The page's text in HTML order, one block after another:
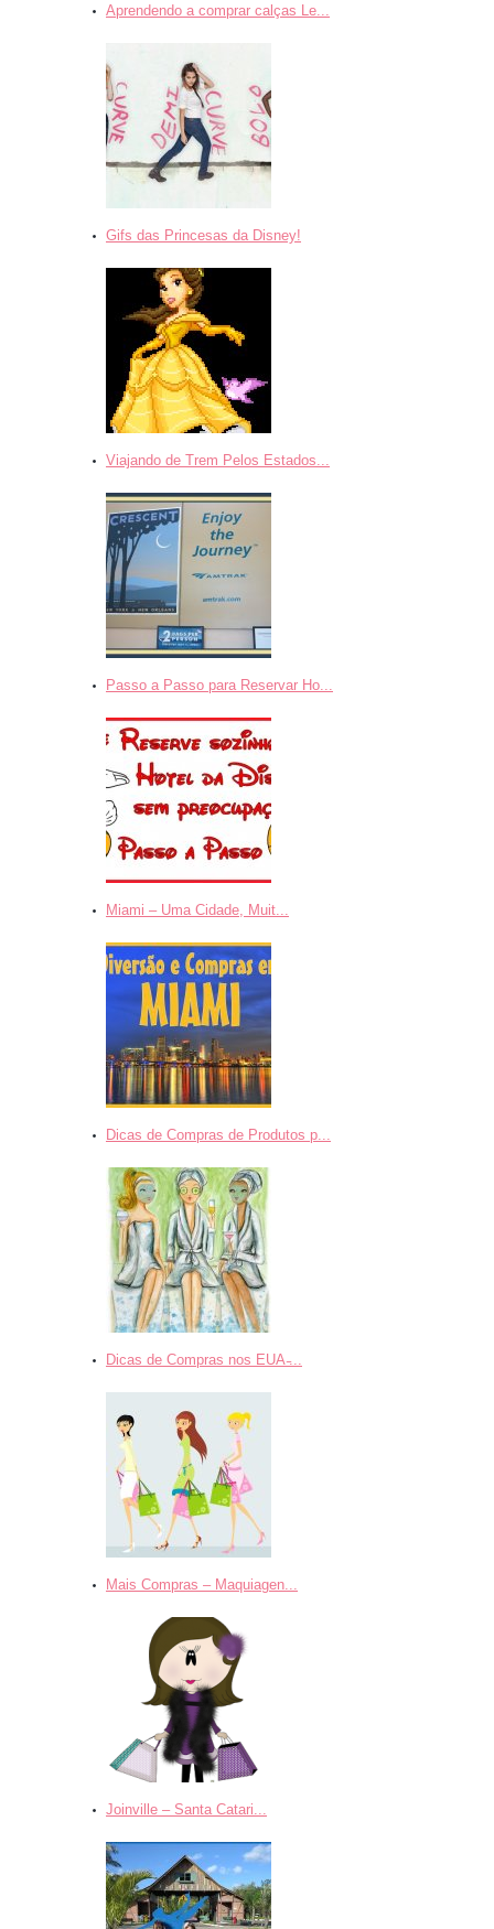
Aprendendo a comprar calças Le...
Gifs das Princesas da Disney!
Viajando de Trem Pelos Estados...
Passo a Passo para Reservar Ho...
Miami – Uma Cidade, Muit...
Dicas de Compras de Produtos p...
Dicas de Compras nos EUA ̵...
Mais Compras – Maquiagen...
Joinville – Santa Catari...